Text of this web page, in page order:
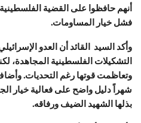
أنهم حافظوا على القضية
فشل خيار المساومات.
وأكد السيد القائد أن العدو
التشكيلات الفلسطينية المجاهدة،
شهراً دليل واضح على فعالية خيار
بذلها الشهيد الضيف ورفاقه.